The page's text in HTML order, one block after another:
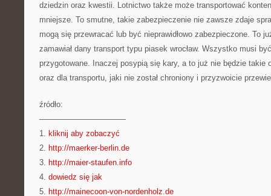
dziedzin oraz kwestii. Lotnictwo także może transportować
mniejsze. To smutne, takie zabezpieczenie nie zawsze zdaje
mogą się przewracać lub być nieprawidłowo zabezpieczone. To
zamawiał dany transport typu piasek wrocław. Wszystko musi
przygotowane. Inaczej posypią się kary, a to już nie będzie takie
oraz dla transportu, jaki nie został chroniony i przyzwoicie
źródło:
———————————
1. kliknij aby zobaczyć
2. http://maerker-berlin.de
3. http://maier-staufen.info
4. dowiedz się jak
5. http://mainecoon-von-nordenholz.de